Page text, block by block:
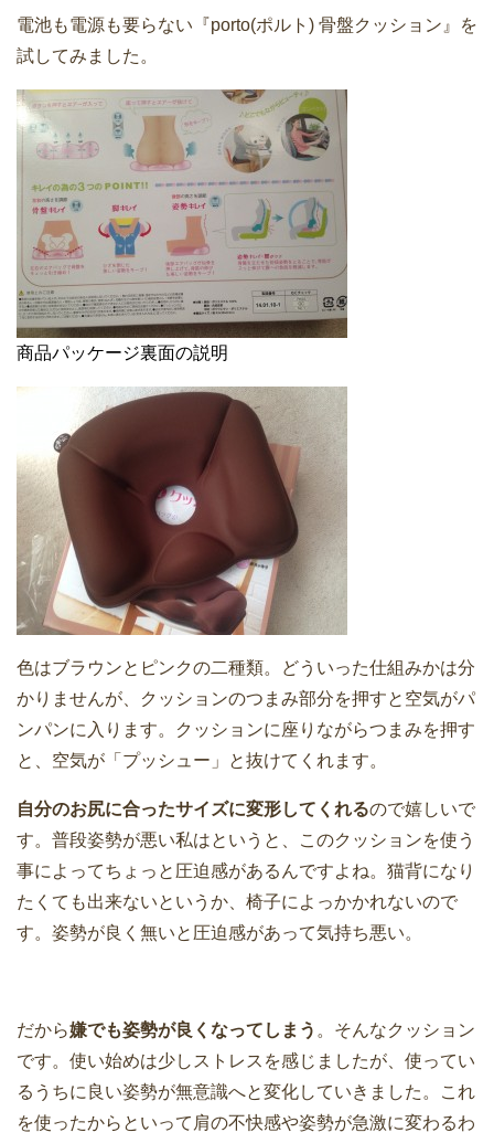
電池も電源も要らない『porto(ポルト) 骨盤クッション』を
試してみました。
商品パッケージ裏面の説明
色はブラウンとピンクの二種類。どういった仕組みかは分
かりませんが、クッションのつまみ部分を押すと空気がパ
ンパンに入ります。クッションに座りながらつまみを押す
と、空気が「プッシュー」と抜けてくれます。
自分のお尻に合ったサイズに変形してくれるので嬉しいで
す。普段姿勢が悪い私はというと、このクッションを使う
事によってちょっと圧迫感があるんですよね。猫背になり
たくても出来ないというか、椅子によっかかれないので
す。姿勢が良く無いと圧迫感があって気持ち悪い。
だから嫌でも姿勢が良くなってしまう 。そんなクッション
です。使い始めは少しストレスを感じましたが、使ってい
るうちに良い姿勢が無意識へと変化していきました。これ
を使ったからといって肩の不快感や姿勢が急激に変わるわ